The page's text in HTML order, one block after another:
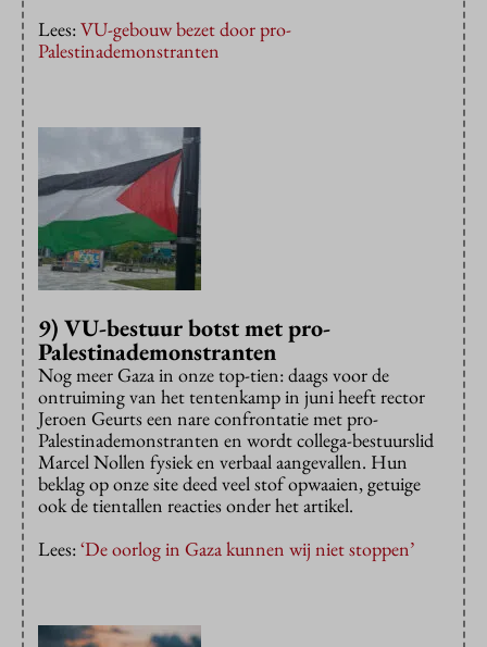
Lees:VU-gebouw bezet door pro-
Palestinademonstranten
9) VU-bestuur botst met pro-
Palestinademonstranten
Nog meer Gaza in onze top-tien: daags voor de
ontruiming van het tentenkamp in juni heeft rector
Jeroen Geurts een nare confrontatie met pro-
Palestinademonstranten en wordt collega-bestuurslid
Marcel Nollen fysiek en verbaal aangevallen. Hun
beklag op onze site deed veel stof opwaaien, getuige
ook de tientallen reacties onder het artikel.
Lees:‘De oorlog in Gaza kunnen wij niet stoppen’